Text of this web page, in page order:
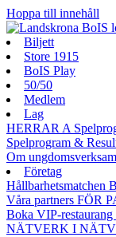
Hoppa till innehåll
Biljett
Store 1915
BoIS Play
50/50
Medlem
Lag
HERRAR A
Spelprogram &
Om
Företag
Hållbarhetsmatchen
Våra partners FÖR
Boka VIP-restaurang
NÄTVERK I